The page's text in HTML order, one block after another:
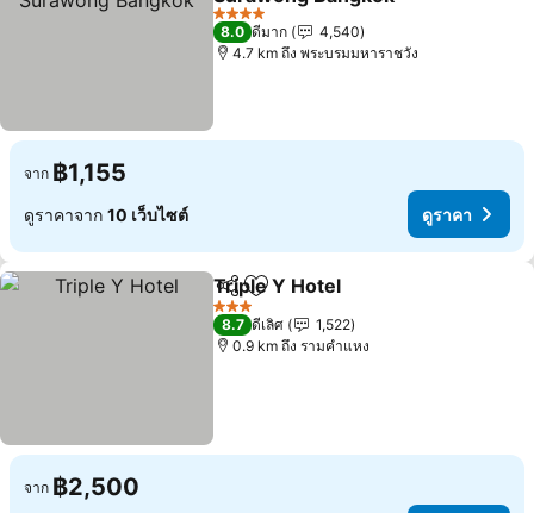
4 ดาว
8.0 ดีมาก
4,540
4.7 km ถึง พระบรมมหาราชวัง
จาก ฿1,155
ดูราคาจาก 10 เว็บไซต์ ดูราคา
แชร์ เพิ่มในรายการโปรด
Triple Y Hotel
3 ดาว
8.7 ดีเลิศ
1,522
0.9 km ถึง รามคำแหง
จาก ฿2,500